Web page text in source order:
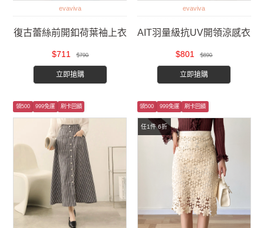
evaviva
復古蕾絲前開釦荷葉袖上衣
$711 $790
立即搶購
evaviva
AIT羽量級抗UV開領涼感衣
$801 $890
立即搶購
領500 999免運 刷卡回饋
任1件 6折
領500 999免運 刷卡回饋